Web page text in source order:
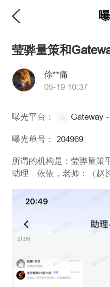
莹骅量策和
伱**痛
05-19 10:37
曝光平台： Gateway-
曝光单号： 204969
所谓的机构是：莹骅量策
助理—依依，老师：（赵